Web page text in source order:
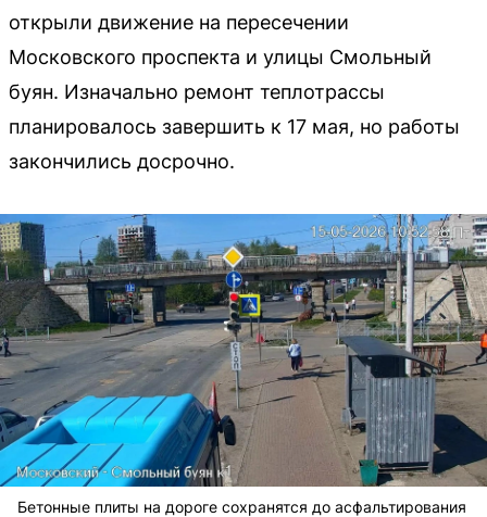
открыли движение на пересечении
Московского проспекта и улицы Смольный
буян. Изначально ремонт теплотрассы
планировалось завершить к 17 мая, но работы
закончились досрочно.
Бетонные плиты на дороге сохранятся до асфальтирования